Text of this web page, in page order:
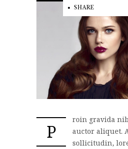
SHARE
P
roin gravida
auctor aliquet.
sollicitudin,